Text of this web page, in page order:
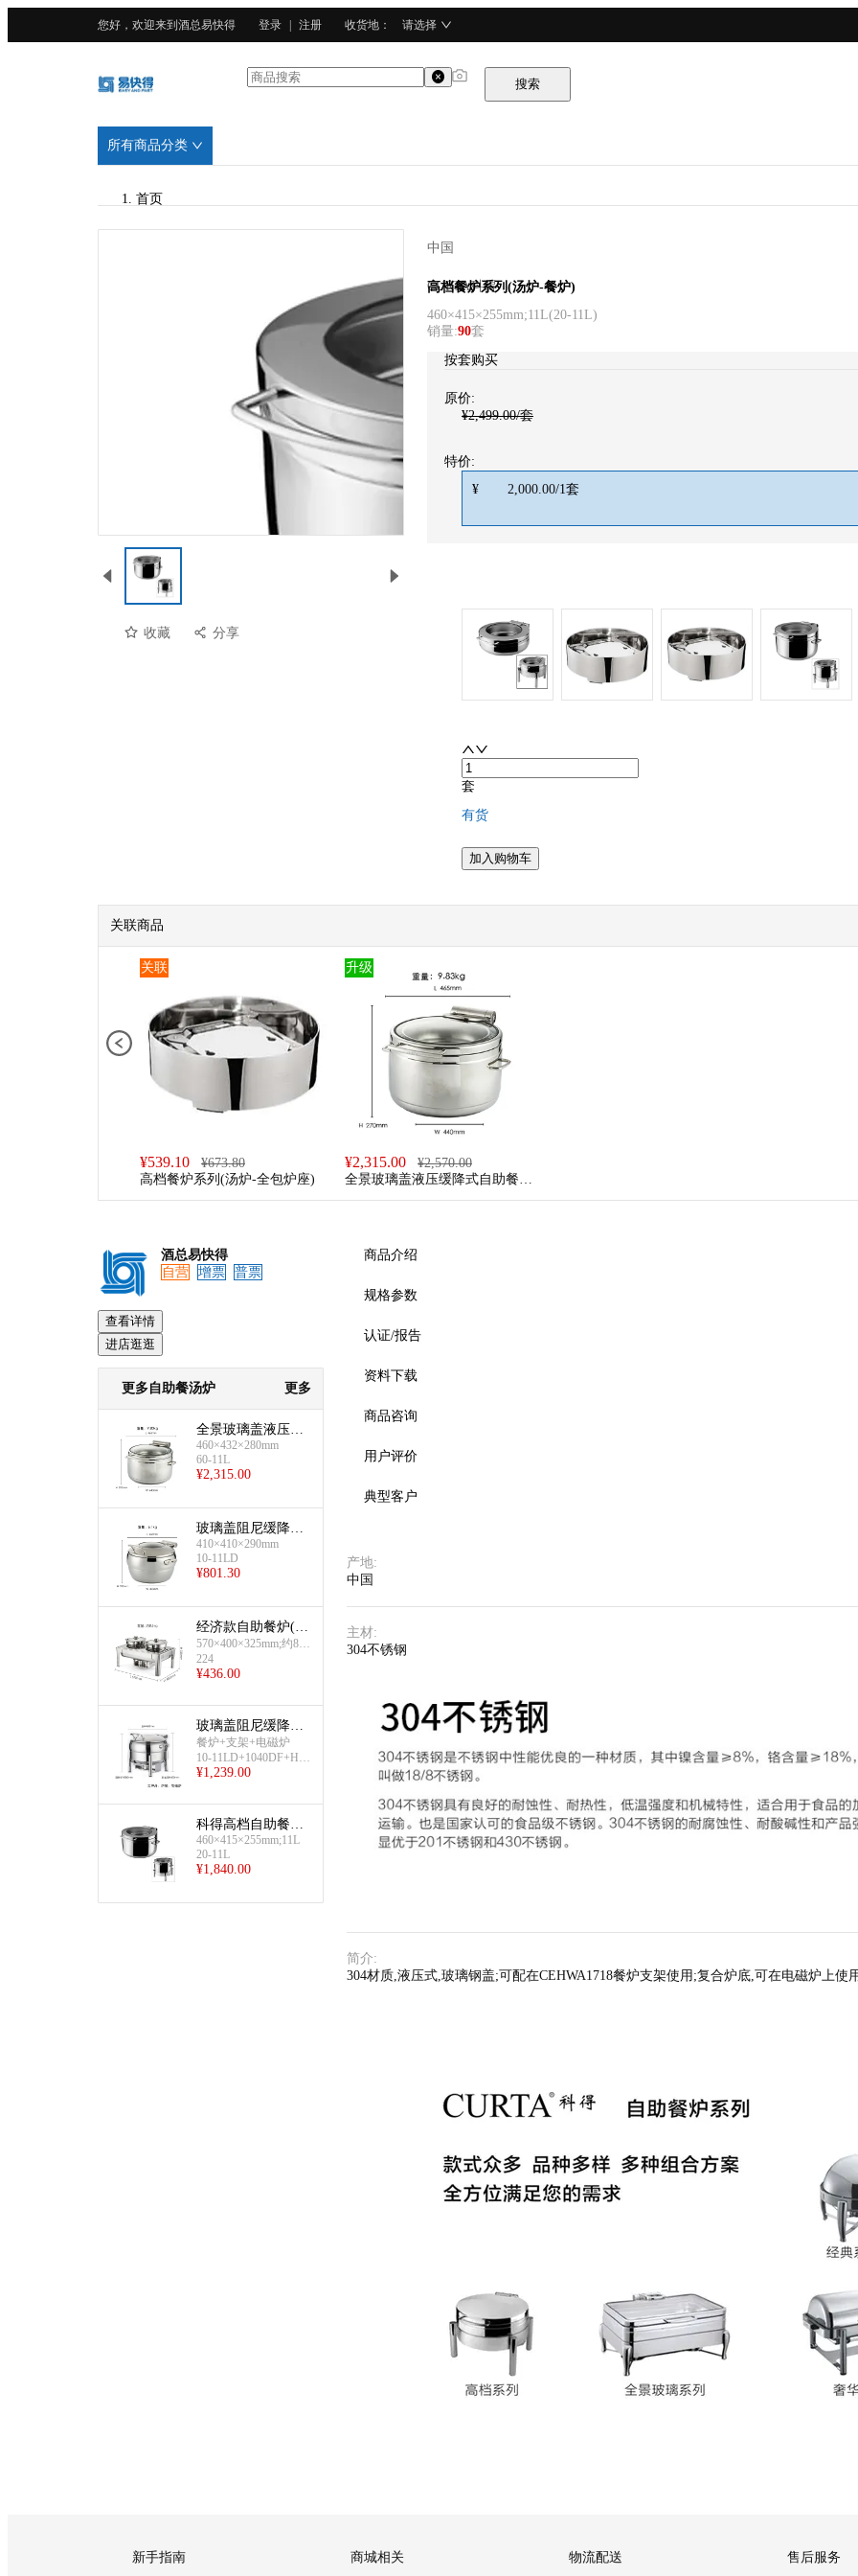
您好，欢迎来到酒总易快得 登录 注册 收货地 ： 请选择
搜索
所有商品分类
首页
收藏 分享
中国
CURTA科得
高档餐炉系列(汤炉-餐炉)
460×415×255mm;11L(20-11L)
销量:90套
按套购买
原价:
¥2,499.00/套
特价:
¥
2,000.00/1套
套
有货
加入购物车
关联商品
¥539.10 ¥673.80
高档餐炉系列(汤炉-全包炉座)
关联
¥2,315.00 ¥2,570.00
全景玻璃盖液压缓降式自助餐炉
(大-汤炉)
升级
酒总易快得
自营
增票 普票
查看详情
进店逛逛
更多自助餐汤炉 更多
全景玻璃盖液压缓
降式自助餐炉(大-
汤炉)
460×432×280mm
60-11L
¥2,315.00
玻璃盖阻尼缓降式
自助餐炉(小-汤炉)
410×410×290mm
10-11LD
¥801.30
经济款自助餐炉(双
头汤炉)
570×400×325mm;约8.6
kg
224
¥436.00
玻璃盖阻尼缓降式
自助餐炉套装(汤
炉-大-电磁炉)
餐炉+支架+电磁炉
10-11LD+1040DF+HL-
10
¥1,239.00
科得高档自助餐汤
炉
460×415×255mm;11L
20-11L
¥1,840.00
商品介绍
规格参数
认证/报告
资料下载
商品咨询
用户评价
典型客户
产地:
中国
主材:
304不锈钢
简介:
304材质,液压式,玻璃钢盖;可配在CEHWA1718餐炉支架使用;复合炉底,可在电磁炉上使
新手指南 商城相关 物流配送 售后服务